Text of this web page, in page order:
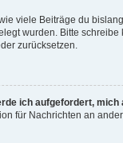
viele Beiträge du
wurden. Bitte
zurücksetzen.
ich aufgefordert, mich
für Nachrichten an